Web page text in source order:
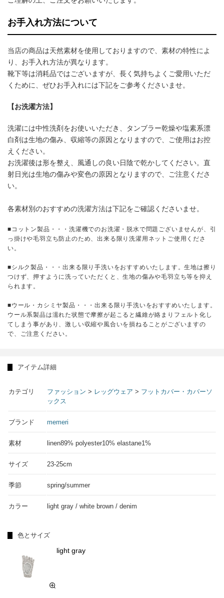
お手入れ方法について
当店の商品は天然素材を使用しておりますので、素材の特性によ
り、お手入れ方法が異なります。
靴下等は消耗品ではございますが、長く気持ちよくご愛用いただ
くために、ぜひお手入れには下記をご参考くださいませ。
【お洗濯方法】
洗濯には中性洗剤をお使いいただき、タンブラー乾燥や塩素系漂
白剤は生地の傷み、収縮等の原因となりますので、ご使用はお控
えください。
お洗濯後は形を整え、風通しの良い日陰で乾かしてください。直
射日光は生地の傷みや変色の原因となりますので、ご注意くださ
い。
各素材別のおすすめの洗濯方法は下記をご確認くださいませ。
■コットン製品・・・洗濯機でのお洗濯・脱水で問題ございませんが、引
っ掛けや毛羽立ち防止のため、出来る限り洗濯用ネットご使用くださ
い。
■シルク製品・・・出来る限り手洗いをおすすめいたします。生地は擦り
つけず、押すように洗っていただくと、生地の傷みや毛羽立ち等を抑え
られます。
■ウール・カシミヤ製品・・・出来る限り手洗いをおすすめいたします。
ウール系製品は濡れた状態で摩擦が起こると繊維が絡まりフェルト化し
てしまう事があり、激しい収縮や風合いを損ねることがございますの
で、ご注意ください。
アイテム詳細
カテゴリ ファッション > レッグウェア > フットカバー・カバーソ
ックス
ブランド memeri
素材 linen89% polyester10% elastane1%
サイズ 23-25cm
季節 spring/summer
カラー light gray / white brown / denim
色とサイズ
light gray